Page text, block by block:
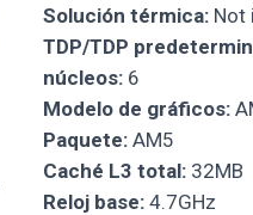
Solución térmica: Not
TDP/TDP
núcleos: 6
Modelo de gráficos:
Paquete: AM5
Caché L3 total: 32MB
Reloj base: 4.7GHz